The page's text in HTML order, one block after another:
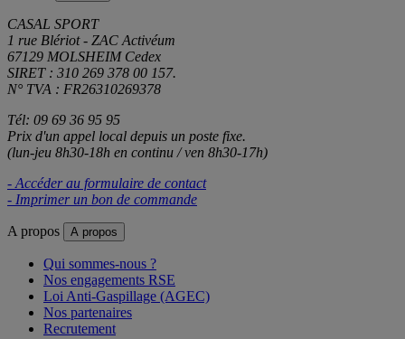
CASAL SPORT
1 rue Blériot - ZAC Activéum
67129 MOLSHEIM Cedex
SIRET : 310 269 378 00 157.
N° TVA : FR26310269378
Tél: 09 69 36 95 95
Prix d'un appel local depuis un poste fixe.
(lun-jeu 8h30-18h en continu / ven 8h30-17h)
- Accéder au formulaire de contact
- Imprimer un bon de commande
A propos A propos
Qui sommes-nous ?
Nos engagements RSE
Loi Anti-Gaspillage (AGEC)
Nos partenaires
Recrutement